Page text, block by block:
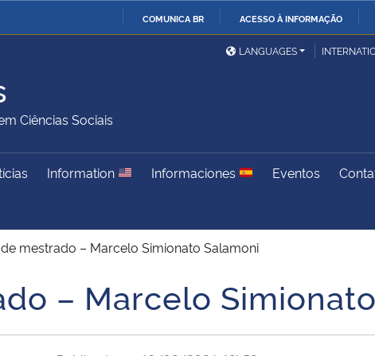
COMUNICA BR ACESSO À INFORMAÇÃO
Ministério da Defesa
Ministério das Relações
ExterioresLANGUAGES
Ciências Sociais
Information Informaciones Eventos
mestrado – Marcelo Simionato Salamoni
– Marcelo